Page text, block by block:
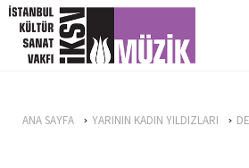
ANA SAYFA YARININ KADIN YILDIZLARI